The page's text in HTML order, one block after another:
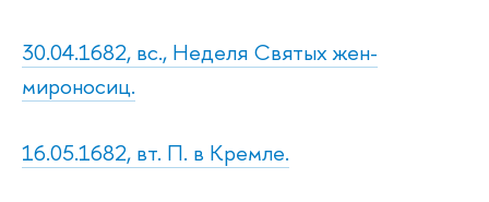
30.04.1682, вс., Неделя Святых жен-
мироносиц.
16.05.1682, вт. П. в Кремле.